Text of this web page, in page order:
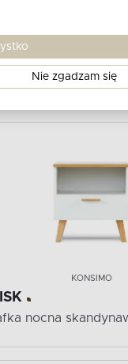
KONSIMO
nocna
Nie zgadzam się